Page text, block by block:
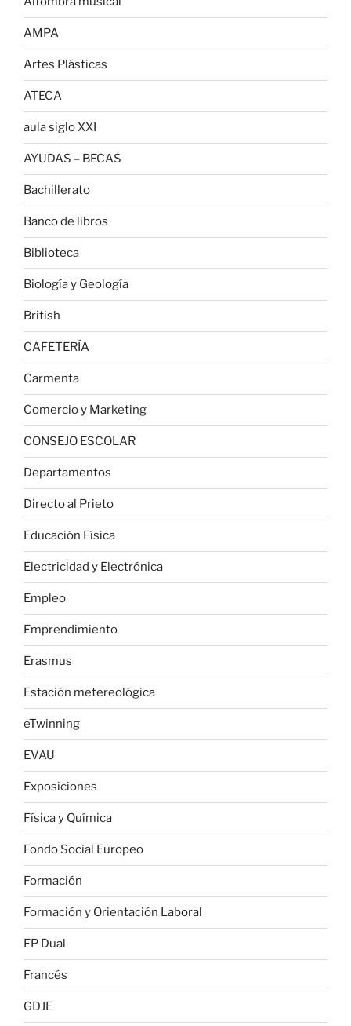
AMPA
Artes Plásticas
ATECA
aula siglo XXI
AYUDAS – BECAS
Bachillerato
Banco de libros
Biblioteca
Biología y Geología
British
CAFETERÍA
Carmenta
Comercio y Marketing
CONSEJO ESCOLAR
Departamentos
Directo al Prieto
Educación Física
Electricidad y Electrónica
Empleo
Emprendimiento
Erasmus
Estación metereológica
eTwinning
EVAU
Exposiciones
Física y Química
Fondo Social Europeo
Formación
Formación y Orientación Laboral
FP Dual
Francés
GDJE